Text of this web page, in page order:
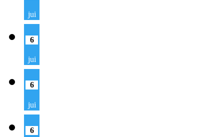
jui
6
jui
6
jui
6